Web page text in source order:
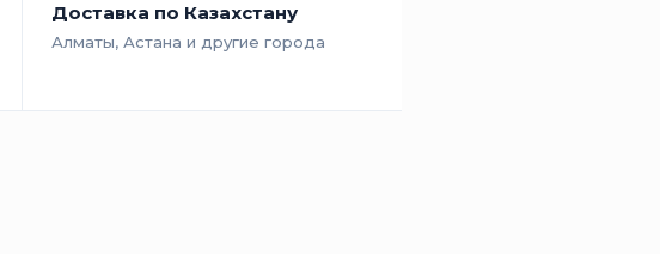
Доставка по Казахстану
Алматы, Астана и другие города